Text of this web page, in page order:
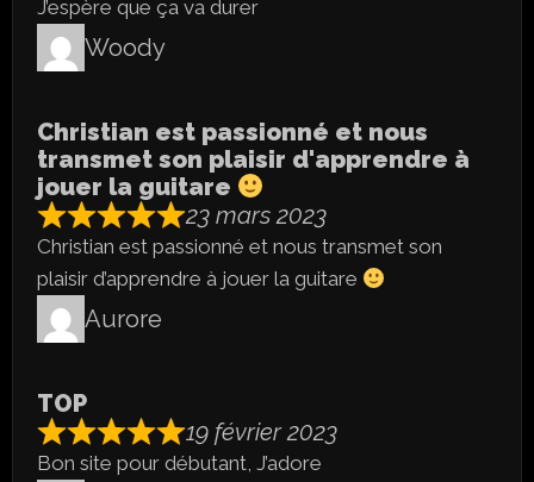
J’espère que ça va durer
Woody
Christian est passionné et nous
transmet son plaisir d'apprendre à
jouer la guitare
23 mars 2023
Christian est passionné et nous transmet son
plaisir d’apprendre à jouer la guitare
Aurore
TOP
19 février 2023
Bon site pour débutant, J’adore